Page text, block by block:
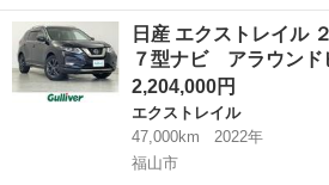
ー名： 日産 ■ 車種名： ルークス ■ グ
スター Ｘ 禁煙車 純正９型ナビ 全周囲
コーダー...
広島 福山市 その他
日産 エクストレイ
７型ナビ アラウン
2,204,000円
エクストレイル
47,000km
2022年
福山市